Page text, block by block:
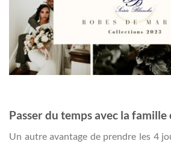
Passer du temps avec la famille
Un autre avantage de prendre les 4